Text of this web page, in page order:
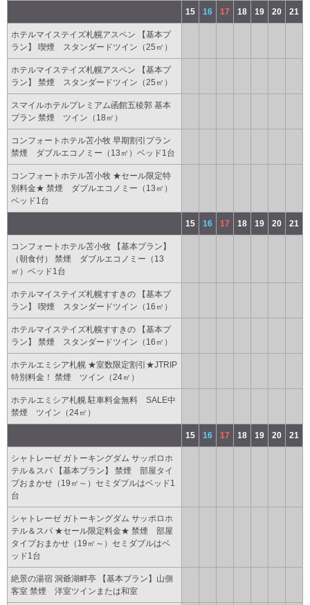
15 16 17 18 19 20 21
ホテルマイステイズ札幌アスペン 【基本プ
ラン】 喫煙 スタンダードツイン（25㎡）
ホテルマイステイズ札幌アスペン 【基本プ
ラン】 禁煙 スタンダードツイン（25㎡）
スマイルホテルプレミアム函館五稜郭 基本
プラン 禁煙 ツイン（18㎡）
コンフォートホテル苫小牧 早期割引プラン
禁煙 ダブルエコノミー（13㎡）ベッド1台
コンフォートホテル苫小牧 ★セール限定特
別料金★ 禁煙 ダブルエコノミー（13㎡）
ベッド1台
15 16 17 18 19 20 21
コンフォートホテル苫小牧 【基本プラン】
（朝食付） 禁煙 ダブルエコノミー（13
㎡）ベッド1台
ホテルマイステイズ札幌すすきの 【基本プ
ラン】 喫煙 スタンダードツイン（16㎡）
ホテルマイステイズ札幌すすきの 【基本プ
ラン】 禁煙 スタンダードツイン（16㎡）
ホテルエミシア札幌 ★室数限定割引★JTRIP
特別料金！ 禁煙 ツイン（24㎡）
ホテルエミシア札幌 駐車料金無料 SALE中
禁煙 ツイン（24㎡）
15 16 17 18 19 20 21
シャトレーゼ ガトーキングダム サッポロホ
テル＆スパ 【基本プラン】 禁煙 部屋タイ
プおまかせ（19㎡～）セミダブルはベッド1
台
シャトレーゼ ガトーキングダム サッポロホ
テル＆スパ ★セール限定料金★ 禁煙 部屋
タイプおまかせ（19㎡～）セミダブルはベ
ッド1台
絶景の湯宿 洞爺湖畔亭 【基本プラン】山側
客室 禁煙 洋室ツインまたは和室